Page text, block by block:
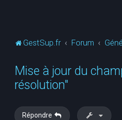
GestSup.fr Forum
Mise à jour du
résolution"
Répondre